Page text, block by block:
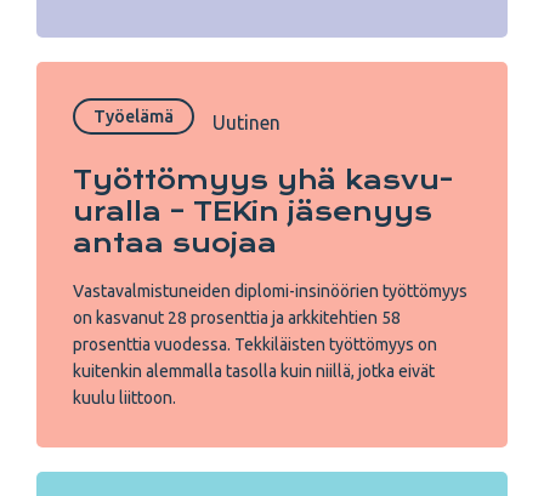
Työelämä Uutinen
Työttömyys yhä kasvu-
uralla – TEKin jäsenyys
antaa suojaa
Vastavalmistuneiden diplomi-insinöörien työttömyys
on kasvanut 28 prosenttia ja arkkitehtien 58
prosenttia vuodessa. Tekkiläisten työttömyys on
kuitenkin alemmalla tasolla kuin niillä, jotka eivät
kuulu liittoon.